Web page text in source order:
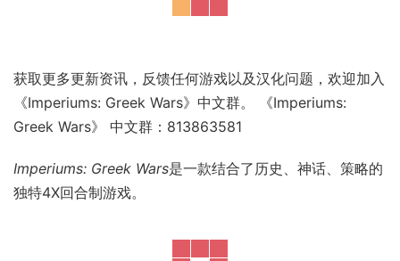
获取更多更新资讯，反馈任何游戏以及汉化问题，欢迎加入
《Imperiums: Greek Wars》中文群。 《Imperiums:
Greek Wars》 中文群：813863581
Imperiums: Greek Wars是一款结合了历史、神话、策略的
独特4X回合制游戏。